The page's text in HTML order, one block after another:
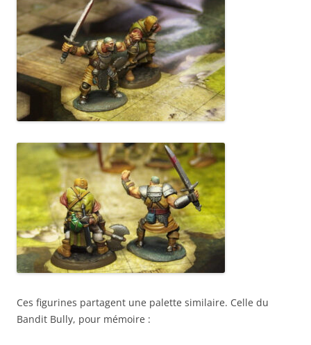
Ces figurines partagent une palette similaire. Celle du
Bandit Bully, pour mémoire :